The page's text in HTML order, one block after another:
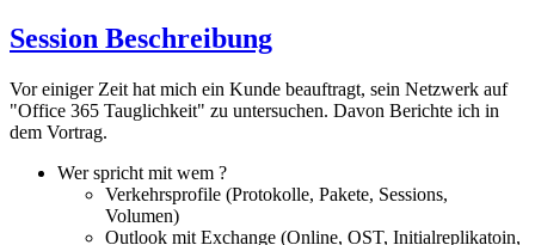
Session Beschreibung
Vor einiger Zeit hat mich ein Kunde beauftragt, sein Netzwerk auf
"Office 365 Tauglichkeit" zu untersuchen. Davon Berichte ich in
dem Vortrag.
Wer spricht mit wem ?
Verkehrsprofile (Protokolle, Pakete, Sessions,
Volumen)
Outlook mit Exchange (Online, OST, Initialreplikatoin,